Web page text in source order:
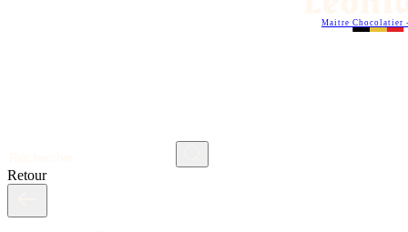
Maitre Chocolatier
Retour